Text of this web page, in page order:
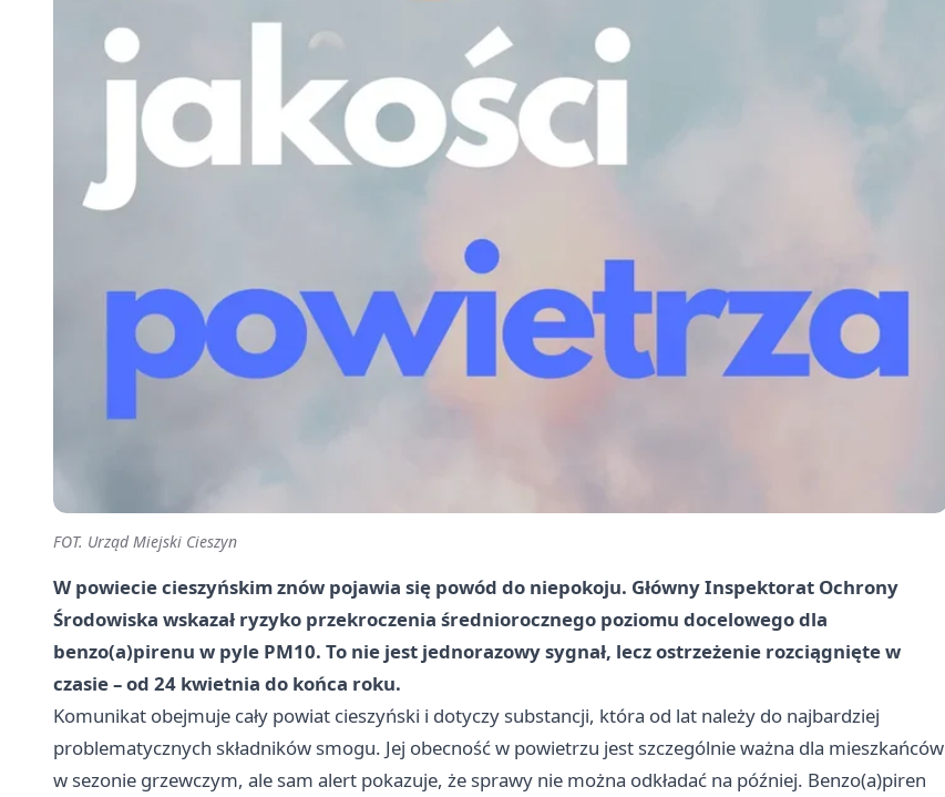
FOT. Urząd Miejski Cieszyn
W powiecie cieszyńskim znów pojawia się powód do niepokoju. Główny Inspektorat Ochrony
Środowiska wskazał ryzyko przekroczenia średniorocznego poziomu docelowego dla
benzo(a)pirenu w pyle PM10. To nie jest jednorazowy sygnał, lecz ostrzeżenie rozciągnięte w
czasie – od 24 kwietnia do końca roku.
Komunikat obejmuje cały powiat cieszyński i dotyczy substancji, która od lat należy do najbardziej
problematycznych składników smogu. Jej obecność w powietrzu jest szczególnie ważna dla mieszkańców
w sezonie grzewczym, ale sam alert pokazuje, że sprawy nie można odkładać na później. Benzo(a)piren